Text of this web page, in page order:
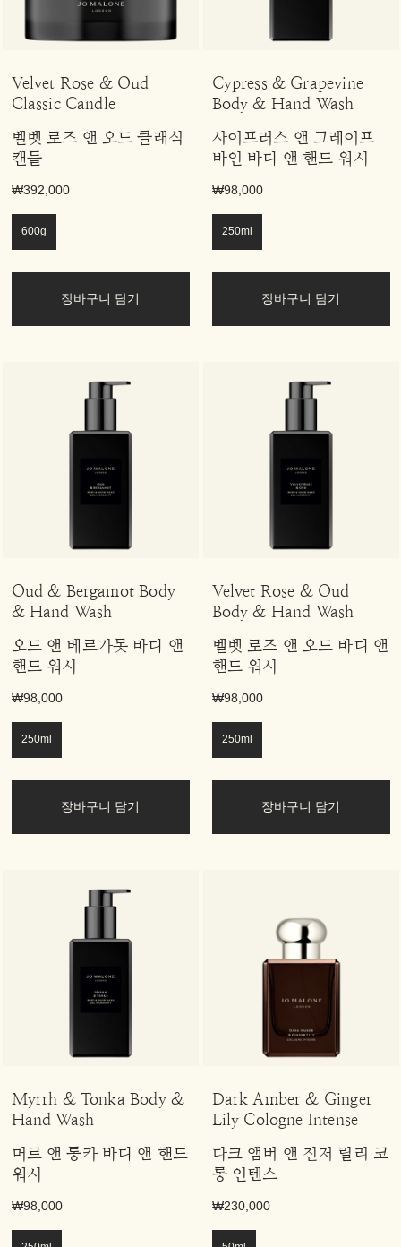
Velvet Rose & Oud
Classic Candle
벨벳 로즈 앤 오드 클래식
캔들
₩392,000
600g
장바구니 담기
Cypress & Grapevine
Body & Hand Wash
사이프러스 앤 그레이프
바인 바디 앤 핸드 워시
₩98,000
250ml
장바구니 담기
Oud & Bergamot Body
& Hand Wash
오드 앤 베르가못 바디 앤
핸드 워시
₩98,000
250ml
장바구니 담기
Velvet Rose & Oud
Body & Hand Wash
벨벳 로즈 앤 오드 바디 앤
핸드 워시
₩98,000
250ml
장바구니 담기
Myrrh & Tonka Body &
Hand Wash
머르 앤 통카 바디 앤 핸드
워시
₩98,000
Dark Amber & Ginger
Lily Cologne Intense
다크 앰버 앤 진저 릴리 코
롱 인텐스
₩230,000